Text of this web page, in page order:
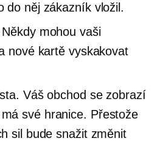
do něj zákazník vložil.
mohou vaši
nové kartě vyskakovat
Váš obchod se zobrazí
své hranice. Přestože
sil bude snažit změnit